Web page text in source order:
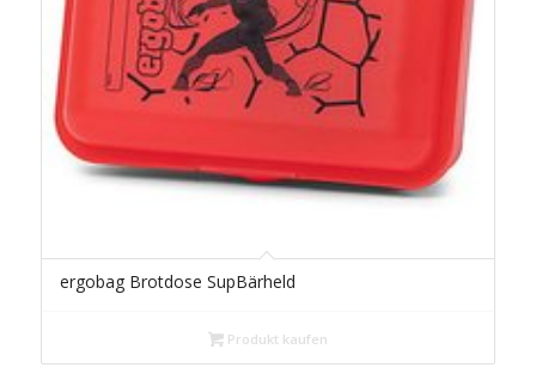
ergobag Brotdose SupBärheld
Produkt kaufen